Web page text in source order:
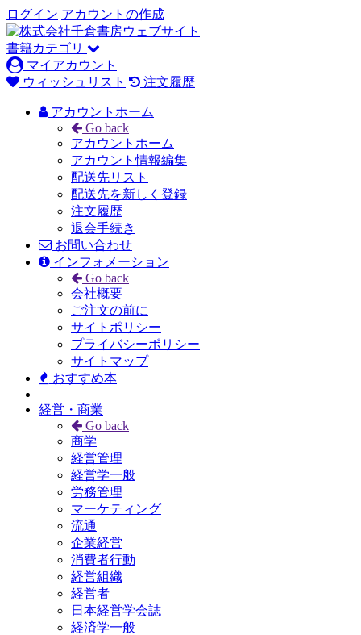
ログイン アカウントの作成
書籍カテゴリ
マイアカウント
ウィッシュリスト
注文履歴
アカウントホーム
Go back
アカウントホーム
アカウント情報編集
配送先リスト
配送先を新しく登録
注文履歴
退会手続き
お問い合わせ
インフォメーション
Go back
会社概要
ご注文の前に
サイトポリシー
プライバシーポリシー
サイトマップ
おすすめ本
経営・商業
Go back
商学
経営管理
経営学一般
労務管理
マーケティング
流通
企業経営
消費者行動
経営組織
経営者
日本経営学会誌
経済学一般